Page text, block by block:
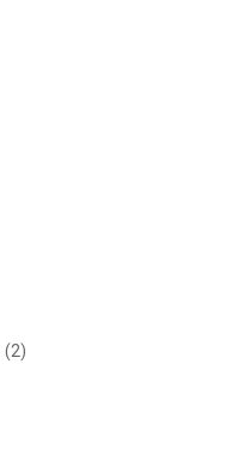
(2)